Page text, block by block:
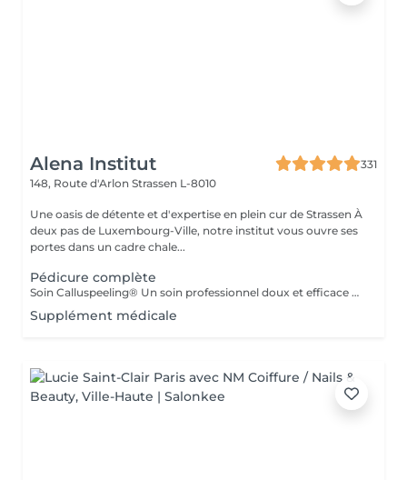
Alena Institut
331
148, Route d'Arlon Strassen L-8010
Une oasis de détente et d'expertise en plein cur de Strassen À
deux pas de Luxembourg-Ville, notre institut vous ouvre ses
portes dans un cadre chale...
Pédicure complète
Soin Calluspeeling® Un soin professionnel doux et efficace qui élimine les callosités, talons secs et rugosités sans lame ni fraise. Les patches aux extraits végétaux lissent la peau, réparent en profondeur et laissent les pieds incroyablement doux dès la première séance.
Supplément médicale